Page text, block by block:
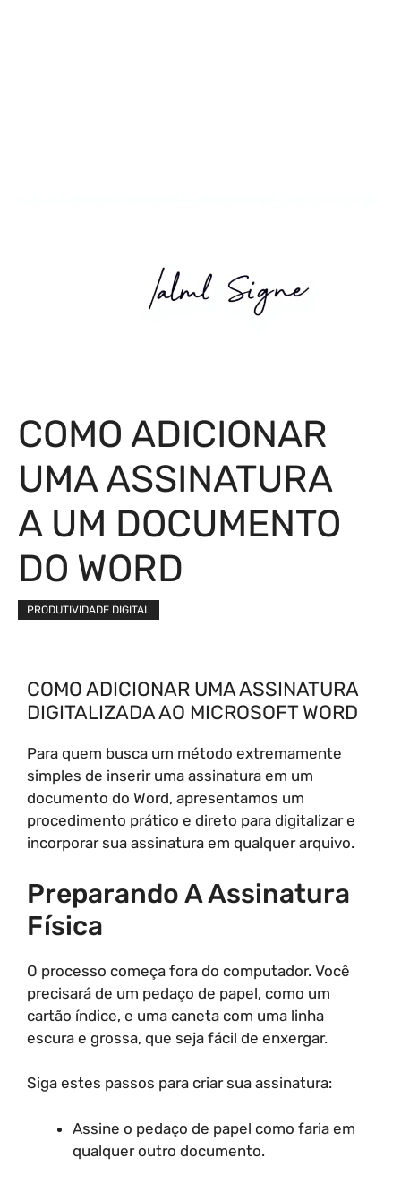
COMO ADICIONAR
UMA ASSINATURA
A UM DOCUMENTO
DO WORD
PRODUTIVIDADE DIGITAL
COMO ADICIONAR UMA ASSINATURA
DIGITALIZADA AO MICROSOFT WORD
Para quem busca um método extremamente
simples de inserir uma assinatura em um
documento do Word, apresentamos um
procedimento prático e direto para digitalizar e
incorporar sua assinatura em qualquer arquivo.
Preparando A Assinatura
Física
O processo começa fora do computador. Você
precisará de um pedaço de papel, como um
cartão índice, e uma caneta com uma linha
escura e grossa, que seja fácil de enxergar.
Siga estes passos para criar sua assinatura:
Assine o pedaço de papel como faria em
qualquer outro documento.